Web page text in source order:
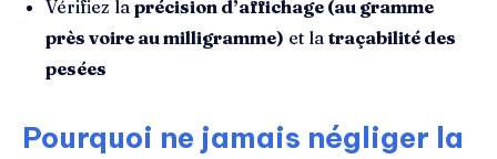
Vérifiez la précision d’affichage (au gramme
près voire au milligramme) et la traçabilité des
pesées
Pourquoi ne jamais négliger la